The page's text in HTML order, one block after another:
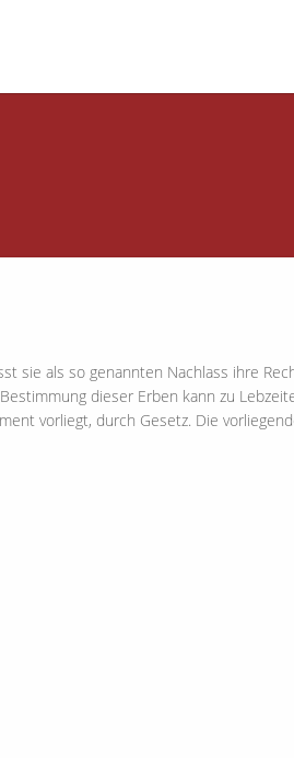
sie als so genannten Nachlass ihre
dieser Erben kann zu
vorliegt, durch Gesetz. Die